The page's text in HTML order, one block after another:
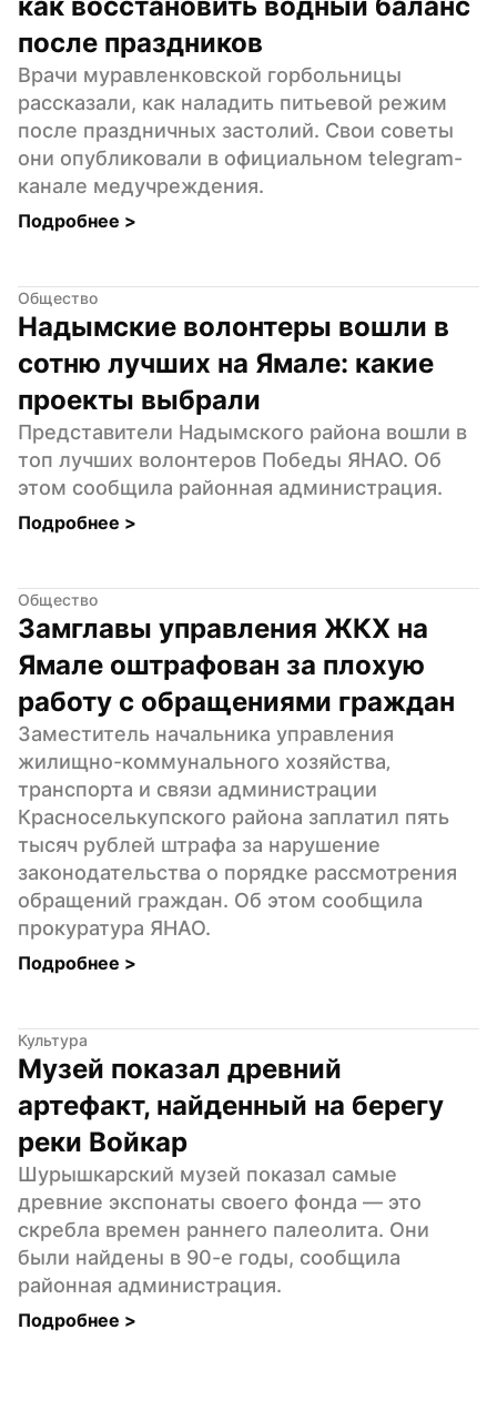
после праздников
Врачи муравленковской горбольницы
рассказали, как наладить питьевой режим
после праздничных застолий. Свои советы
они опубликовали в официальном telegram-
канале медучреждения.
Подробнее >
Общество
Надымские волонтеры вошли в
сотню лучших на Ямале: какие
проекты выбрали
Представители Надымского района вошли в
топ лучших волонтеров Победы ЯНАО. Об
этом сообщила районная администрация.
Подробнее >
Общество
Замглавы управления ЖКХ на
Ямале оштрафован за плохую
работу с обращениями граждан
Заместитель начальника управления
жилищно-коммунального хозяйства‚
транспорта и связи администрации
Красноселькупского района заплатил пять
тысяч рублей штрафа за нарушение
законодательства о порядке рассмотрения
обращений граждан. Об этом сообщила
прокуратура ЯНАО.
Подробнее >
Культура
Музей показал древний
артефакт, найденный на берегу
реки Войкар
Шурышкарский музей показал самые
древние экспонаты своего фонда — это
скребла времен раннего палеолита. Они
были найдены в 90-е годы, сообщила
районная администрация.
Подробнее >